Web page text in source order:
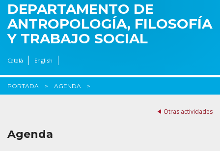
DEPARTAMENTO DE
ANTROPOLOGÍA, FILOSOFÍA
Y TRABAJO SOCIAL
Català English
PORTADA AGENDA
Otras actividades
Agenda